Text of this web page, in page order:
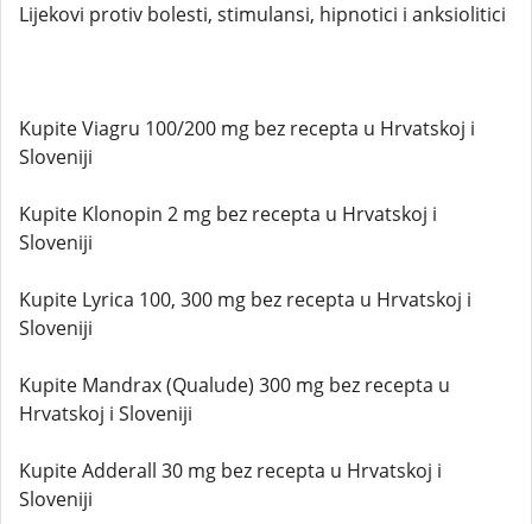
Lijekovi protiv bolesti, stimulansi, hipnotici i anksiolitici
Kupite Viagru 100/200 mg bez recepta u Hrvatskoj i
Sloveniji
Kupite Klonopin 2 mg bez recepta u Hrvatskoj i
Sloveniji
Kupite Lyrica 100, 300 mg bez recepta u Hrvatskoj i
Sloveniji
Kupite Mandrax (Qualude) 300 mg bez recepta u
Hrvatskoj i Sloveniji
Kupite Adderall 30 mg bez recepta u Hrvatskoj i
Sloveniji